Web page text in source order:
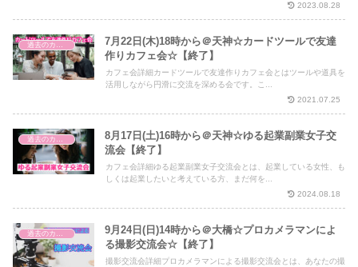
2023.08.28
過去のカフェ会
7月22日(木)18時から＠天神☆カードツールで友達
作りカフェ会☆【終了】
カフェ会詳細カードツールで友達作りカフェ会とはツールや道具を
活用しながら円滑に交流を深める会です。こ...
2021.07.25
過去のカフェ会
8月17日(土)16時から＠天神☆ゆる起業副業女子交
流会【終了】
カフェ会詳細ゆる起業副業女子交流会とは、起業している女性、も
しくは起業したいと考えている方、まだ何を...
2024.08.18
過去のカフェ会
9月24日(日)14時から＠大橋☆プロカメラマンによ
る撮影交流会☆【終了】
撮影交流会詳細プロカメラマンによる撮影交流会とは、あなたの撮